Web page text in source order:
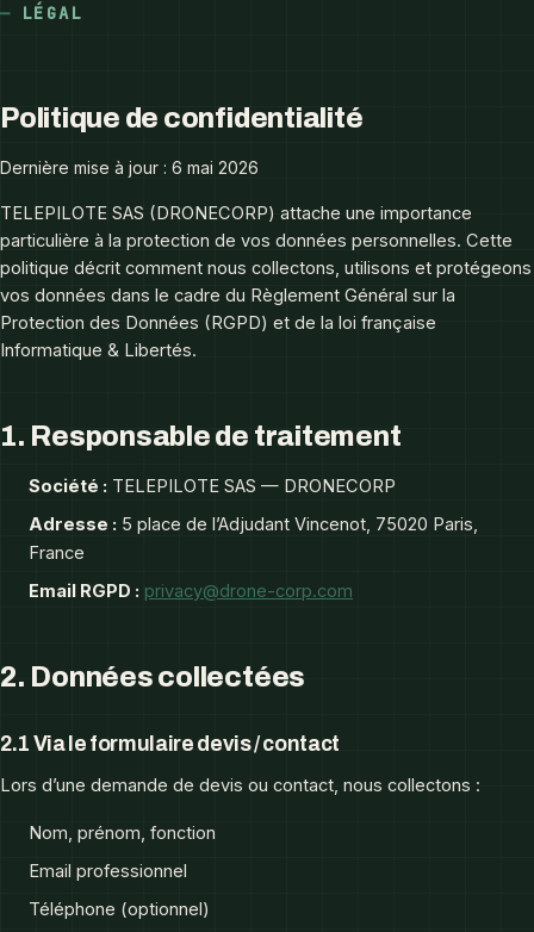
LÉGAL
Politique de confidentialité
Dernière mise à jour : 6 mai 2026
TELEPILOTE SAS (DRONECORP) attache une importance
particulière à la protection de vos données personnelles. Cette
politique décrit comment nous collectons, utilisons et protégeons
vos données dans le cadre du Règlement Général sur la
Protection des Données (RGPD) et de la loi française
Informatique & Libertés.
1. Responsable de traitement
Société : TELEPILOTE SAS — DRONECORP
Adresse : 5 place de l’Adjudant Vincenot, 75020 Paris,
France
Email RGPD : privacy@drone-corp.com
2. Données collectées
2.1 Via le formulaire devis / contact
Lors d’une demande de devis ou contact, nous collectons :
Nom, prénom, fonction
Email professionnel
Téléphone (optionnel)